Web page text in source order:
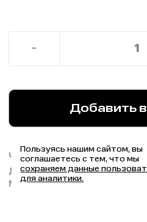
Добавить
Чувствуйте себя как
дальних поездках,
мягкий плед.
Пользуясь нашим сайтом, вы
соглашаетесь с тем, что мы
сохраняем данные
для аналитики.